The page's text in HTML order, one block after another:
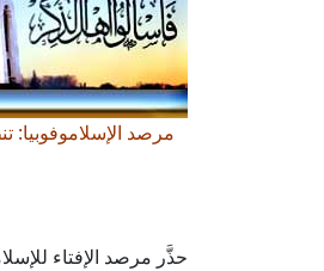
مرصد
حذَّر مرصد الإفتاء